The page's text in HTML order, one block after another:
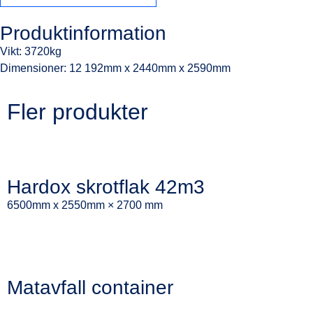
Produktinformation
Vikt: 3720kg
Dimensioner: 12 192mm x 2440mm x 2590mm
Fler produkter
Hardox skrotflak 42m3
6500mm x 2550mm × 2700 mm
Matavfall container